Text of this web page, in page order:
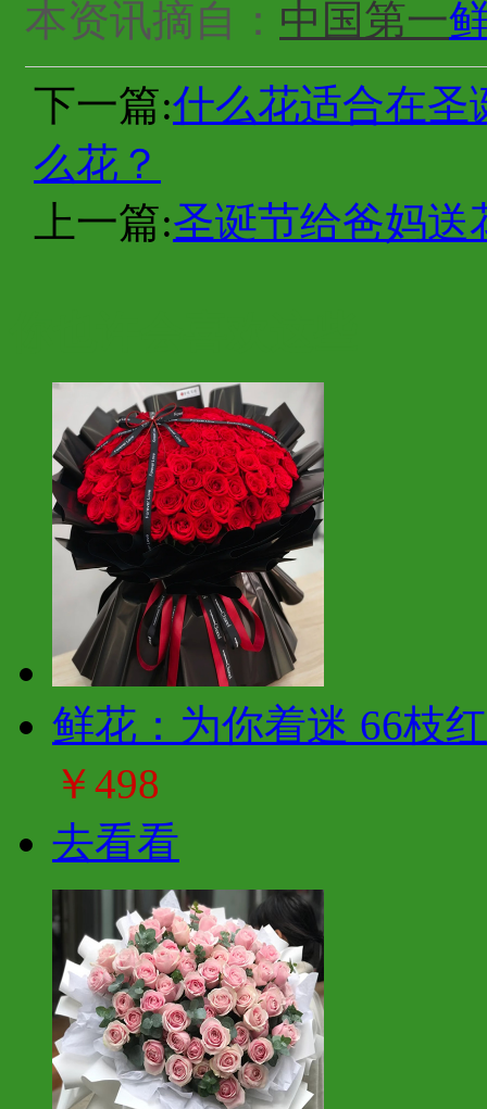
本资讯摘自： 中国第一
下一篇:什么花适合在圣
么花？
上一篇:圣诞节给爸妈送
鲜花：为你着迷 66枝
￥498
去看看